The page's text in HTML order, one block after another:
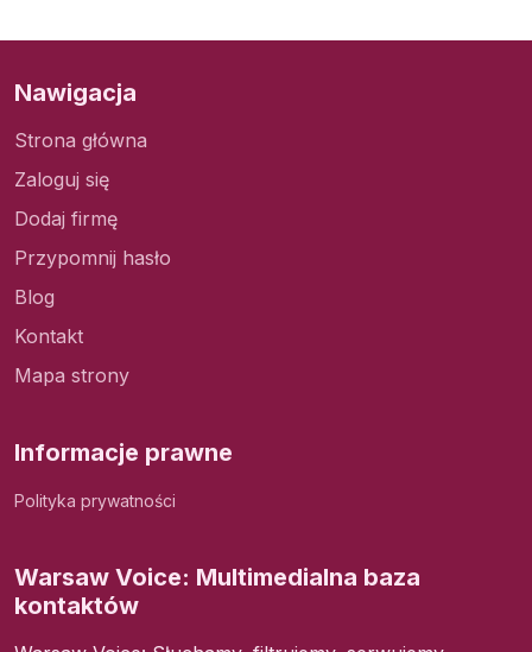
Nawigacja
Strona główna
Zaloguj się
Dodaj firmę
Przypomnij hasło
Blog
Kontakt
Mapa strony
Informacje prawne
Polityka prywatności
Warsaw Voice: Multimedialna baza
kontaktów